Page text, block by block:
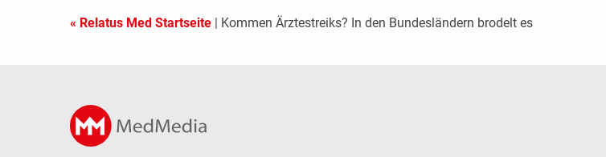
« Relatus Med Startseite | Kommen Ärztestreiks? In den Bundesländern brodelt es